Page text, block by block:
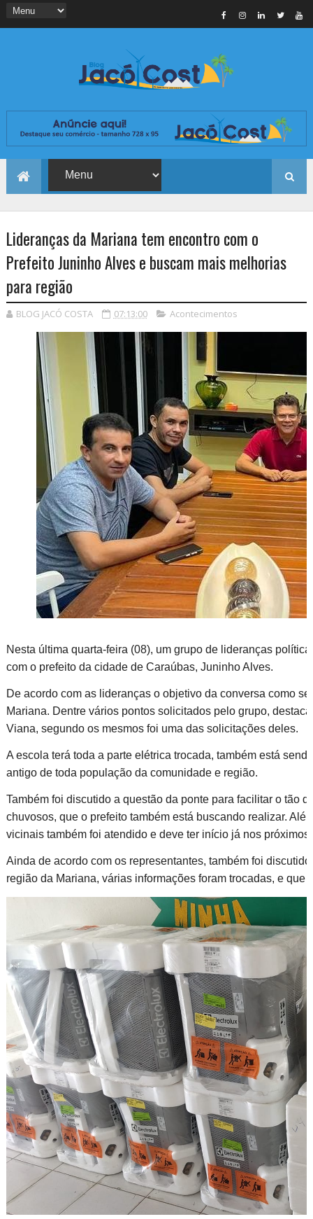
Lideranças da Mariana tem encontro com o
Prefeito Juninho Alves e buscam mais melhorias
para região
BLOG JACÓ COSTA 07:13:00 Acontecimentos
Nesta última quarta-feira (08), um grupo de lideranças
com o prefeito da cidade de Caraúbas, Juninho Alves.
De acordo com as lideranças o objetivo da conversa como
Mariana. Dentre vários pontos solicitados pelo grupo,
Viana, segundo os mesmos foi uma das solicitações deles.
A escola terá toda a parte elétrica trocada, também está
antigo de toda população da comunidade e região.
Também foi discutido a questão da ponte para facilitar o tão
chuvosos, que o prefeito também está buscando realizar.
vicinais também foi atendido e deve ter início já nos próximos
Ainda de acordo com os representantes, também foi
região da Mariana, várias informações foram trocadas, e